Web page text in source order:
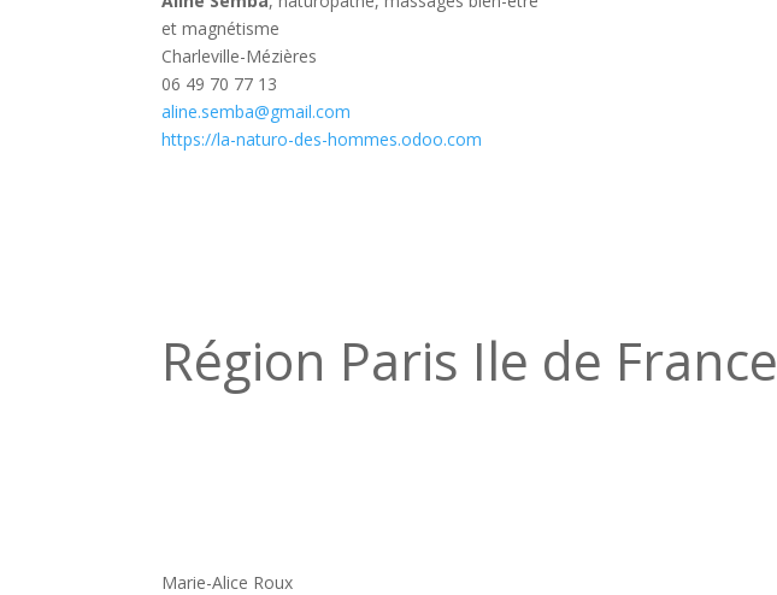
et magnétisme
Charleville-Mézières
06 49 70 77 13
aline.semba@gmail.com
https://la-naturo-des-hommes.odoo.com
Région Paris Ile de France
Marie-Alice Roux